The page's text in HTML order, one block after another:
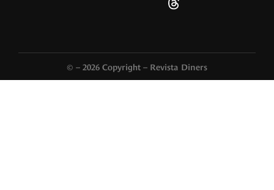
© – 2026 Copyright – Revista Diners